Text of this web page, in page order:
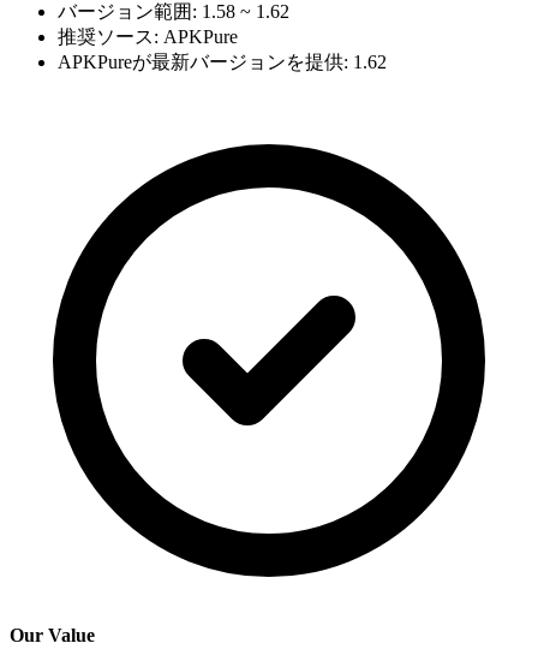
バージョン範囲: 1.58 ~ 1.62
推奨ソース: APKPure
APKPureが最新バージョンを提供: 1.62
Our Value